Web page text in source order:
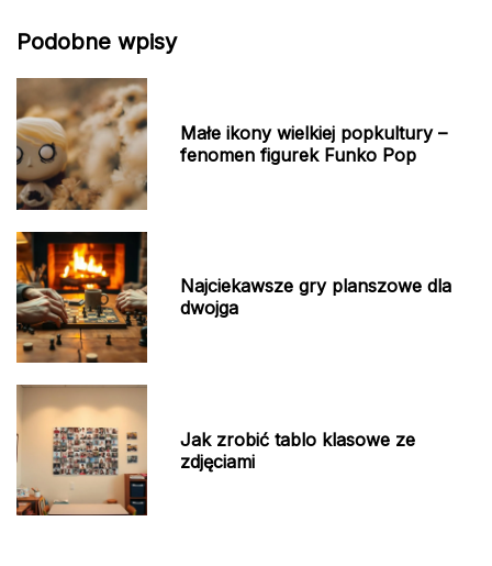
Podobne wpisy
Małe ikony wielkiej popkultury –
fenomen figurek Funko Pop
Najciekawsze gry planszowe dla
dwojga
Jak zrobić tablo klasowe ze
zdjęciami